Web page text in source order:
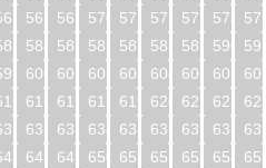
568 569 570 571 572 573 574
584 585 586 587 588 589 590
600 601 602 603 604 605 606
616 617 618 619 620 621 622
632 633 634 635 636 637 638
648 649 650 651 652 653 654